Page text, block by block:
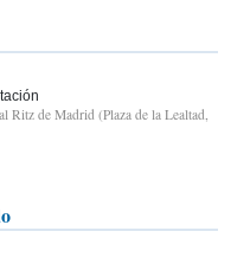
de Madrid (Plaza de la Lealtad,